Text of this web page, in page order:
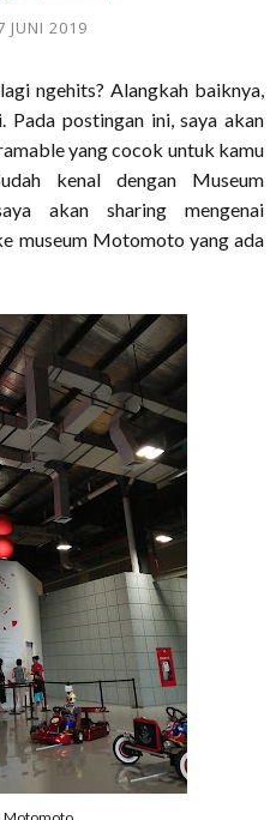
JUNI 2019
ngehits? Alangkah baiknya,
Pada postingan ini, saya akan
yang cocok untuk kamu
kenal dengan Museum
akan sharing mengenai
museum Motomoto yang ada